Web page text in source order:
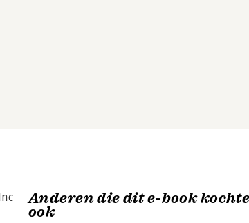
Anderen die dit e-book
ook